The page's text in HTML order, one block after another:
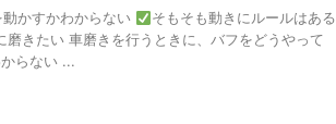
かすかわからない
そもそも動きにルールはある
磨きたい 車磨きを行うときに、バフをどうやって
らない ...